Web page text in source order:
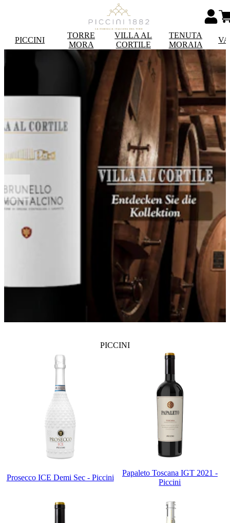
PICCINI
TORRE
MORA
VILLA AL
CORTILE
TENUTA
MORAIA
PICCINI
Prosecco ICE Demi Sec - Piccini
Papaleto Toscana IGT 2021 -
Piccini